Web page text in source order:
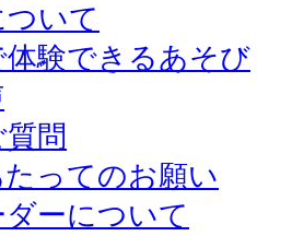
いて
験できるあそび
問
ってのお願い
ーについて